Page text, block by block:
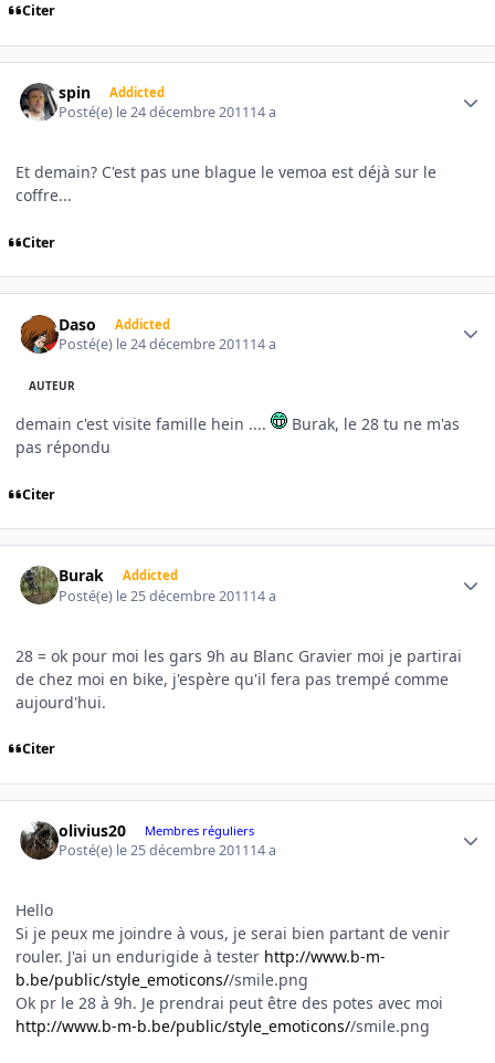
Citer
spin Addicted
Posté(e) le 24 décembre 201114 a
Et demain? C'est pas une blague le vemoa est déjà sur le
coffre...
Citer
Daso Addicted
Posté(e) le 24 décembre 201114 a
AUTEUR
demain c'est visite famille hein ....
Burak, le 28 tu ne m'as
pas répondu
Citer
Burak Addicted
Posté(e) le 25 décembre 201114 a
28 = ok pour moi les gars 9h au Blanc Gravier moi je partirai
de chez moi en bike, j'espère qu'il fera pas trempé comme
aujourd'hui.
Citer
olivius20 Membres réguliers
Posté(e) le 25 décembre 201114 a
Hello
Si je peux me joindre à vous, je serai bien partant de venir
rouler. J'ai un endurigide à tester http://www.b-m-
b.be/public/style_emoticons//smile.png
Ok pr le 28 à 9h. Je prendrai peut être des potes avec moi
http://www.b-m-b.be/public/style_emoticons//smile.png